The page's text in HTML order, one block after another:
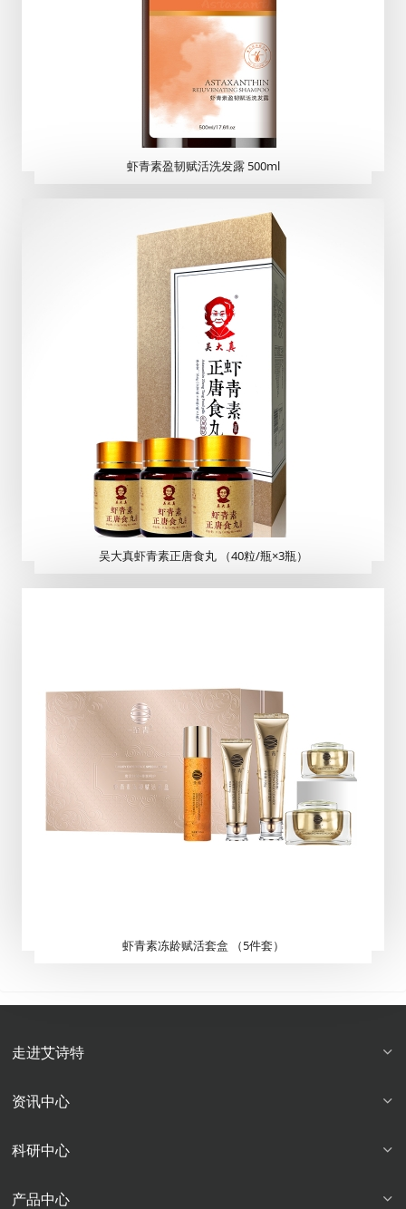
虾青素盈韧赋活洗发露 500ml
吴大真虾青素正唐食丸 （40粒/瓶×3瓶）
虾青素冻龄赋活套盒 （5件套）
走进艾诗特
资讯中心
科研中心
产品中心